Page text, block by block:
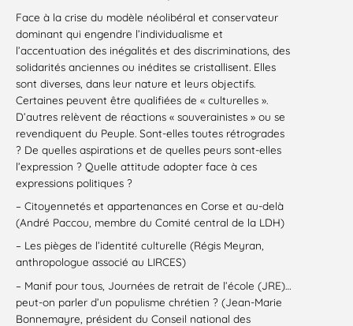
Face à la crise du modèle néolibéral et conservateur
dominant qui engendre l’individualisme et
l’accentuation des inégalités et des discriminations, des
solidarités anciennes ou inédites se cristallisent. Elles
sont diverses, dans leur nature et leurs objectifs.
Certaines peuvent être qualifiées de « culturelles ».
D’autres relèvent de réactions « souverainistes » ou se
revendiquent du Peuple. Sont-elles toutes rétrogrades
? De quelles aspirations et de quelles peurs sont-elles
l’expression ? Quelle attitude adopter face à ces
expressions politiques ?
– Citoyennetés et appartenances en Corse et au-delà
(André Paccou, membre du Comité central de la LDH)
– Les pièges de l’identité culturelle (Régis Meyran,
anthropologue associé au LIRCES)
– Manif pour tous, Journées de retrait de l’école (JRE)…
peut-on parler d’un populisme chrétien ? (Jean-Marie
Bonnemayre, président du Conseil national des